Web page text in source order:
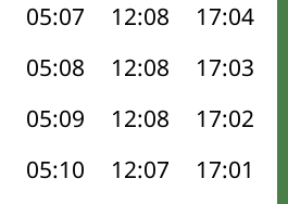
05:07 12:08 17:04
05:08 12:08 17:03
05:09 12:08 17:02
05:10 12:07 17:01